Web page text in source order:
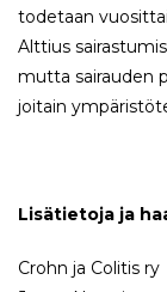
todetaan
Alttius
mutta sairauden
joitain
Lisätietoja ja
Crohn ja Colitis ry